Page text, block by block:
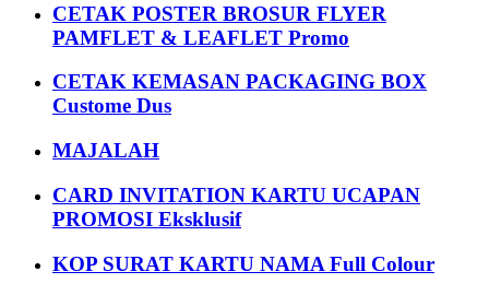
CETAK POSTER BROSUR FLYER
PAMFLET & LEAFLET Promo
CETAK KEMASAN PACKAGING BOX
Custome Dus
MAJALAH
CARD INVITATION KARTU UCAPAN
PROMOSI Eksklusif
KOP SURAT KARTU NAMA Full Colour